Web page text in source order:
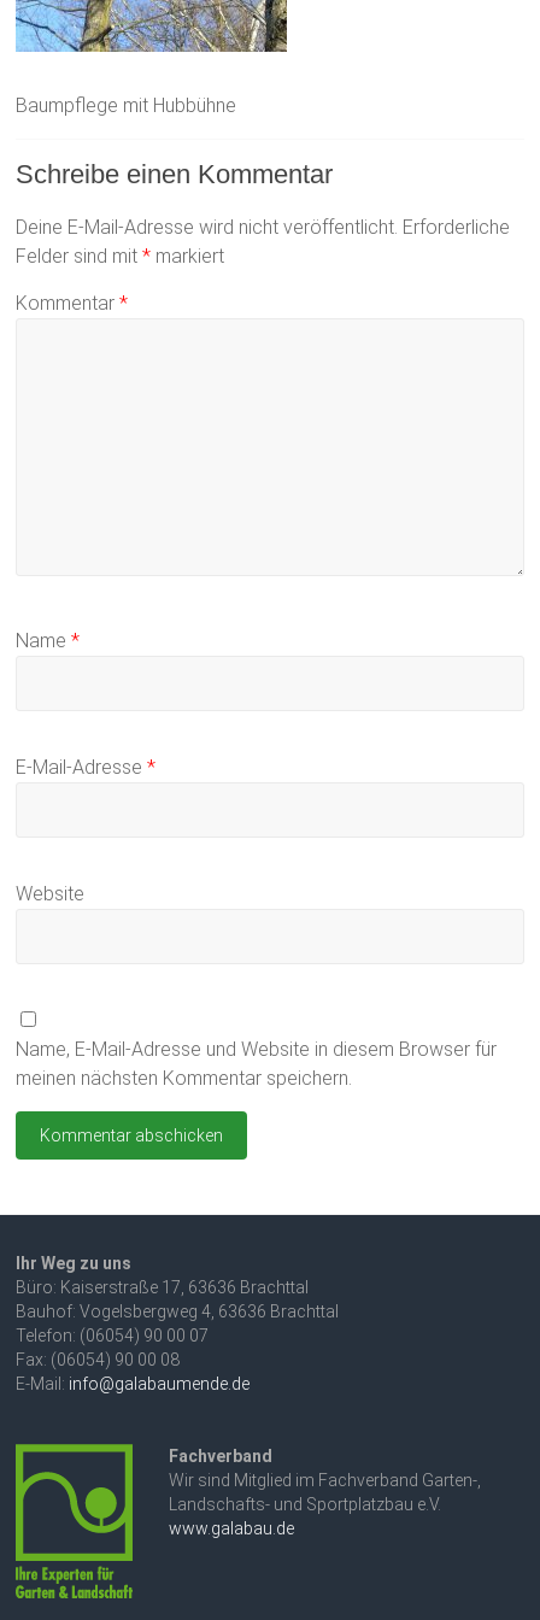
Baumpflege mit Hubbühne
Schreibe einen Kommentar
Deine E-Mail-Adresse wird nicht veröffentlicht. Erforderliche
Felder sind mit* markiert
Kommentar*
Name*
E-Mail-Adresse*
Website
Name, E-Mail-Adresse und Website in diesem Browser für
meinen nächsten Kommentar speichern.
Ihr Weg zu uns
Büro: Kaiserstraße 17, 63636 Brachttal
Bauhof: Vogelsbergweg 4, 63636 Brachttal
Telefon: (06054) 90 00 07
Fax: (06054) 90 00 08
E-Mail: info@galabaumende.de
Fachverband
Wir sind Mitglied im Fachverband Garten-,
Landschafts- und Sportplatzbau e.V.
www.galabau.de